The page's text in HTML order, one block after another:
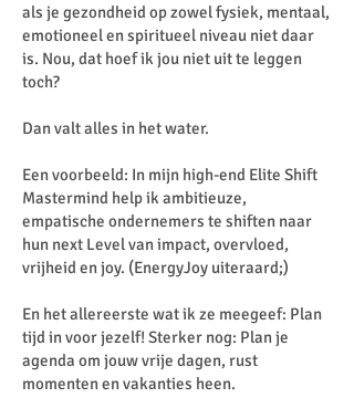
als je gezondheid op zowel fysiek, mentaal,
emotioneel en spiritueel niveau niet daar
is. Nou, dat hoef ik jou niet uit te leggen
toch?
Dan valt alles in het water.
Een voorbeeld: In mijn high-end Elite Shift
Mastermind help ik ambitieuze,
empatische ondernemers te shiften naar
hun next Level van impact, overvloed,
vrijheid en joy. (EnergyJoy uiteraard;)
En het allereerste wat ik ze meegeef: Plan
tijd in voor jezelf! Sterker nog: Plan je
agenda om jouw vrije dagen, rust
momenten en vakanties heen.